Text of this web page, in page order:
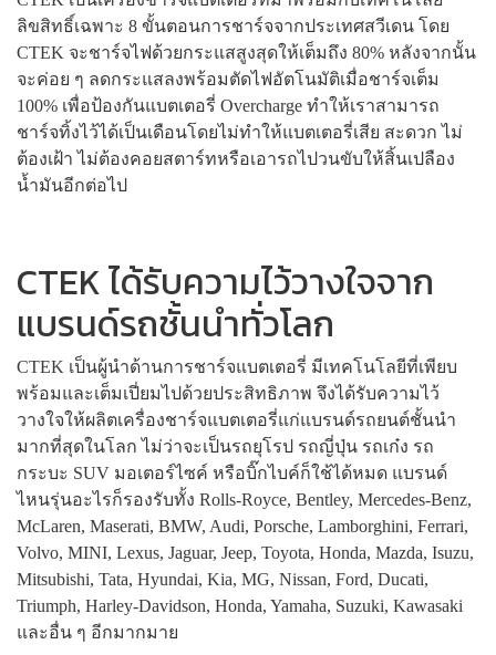
ลิขสิทธิ์เฉพาะ 8 ขั้นตอนการชาร์จจากประเทศสวีเดน โดย
CTEK จะชาร์จไฟด้วยกระแสสูงสุดให้เต็มถึง 80% หลังจากนั้น
จะค่อย ๆ ลดกระแสลงพร้อมตัดไฟอัตโนมัติเมื่อชาร์จเต็ม
100% เพื่อป้องกันแบตเตอรี่ Overcharge ทำให้เราสามารถ
ชาร์จทิ้งไว้ได้เป็นเดือนโดยไม่ทำให้แบตเตอรี่เสีย สะดวก ไม่
ต้องเฝ้า ไม่ต้องคอยสตาร์ทหรือเอารถไปวนขับให้สิ้นเปลือง
น้ำมันอีกต่อไป
CTEK ได้รับความไว้วางใจจาก
แบรนด์รถชั้นนำทั่วโลก
CTEK เป็นผู้นำด้านการชาร์จแบตเตอรี่ มีเทคโนโลยีที่เพียบ
พร้อมและเต็มเปี่ยมไปด้วยประสิทธิภาพ จึงได้รับความไว้
วางใจให้ผลิตเครื่องชาร์จแบตเตอรี่แก่แบรนด์รถยนต์ชั้นนำ
มากที่สุดในโลก ไม่ว่าจะเป็นรถยุโรป รถญี่ปุ่น รถเก๋ง รถ
กระบะ SUV มอเตอร์ไซค์ หรือบิ๊กไบค์ก็ใช้ได้หมด แบรนด์
ไหนรุ่นอะไรก็รองรับทั้ง Rolls-Royce, Bentley, Mercedes-Benz,
McLaren, Maserati, BMW, Audi, Porsche, Lamborghini, Ferrari,
Volvo, MINI, Lexus, Jaguar, Jeep, Toyota, Honda, Mazda, Isuzu,
Mitsubishi, Tata, Hyundai, Kia, MG, Nissan, Ford, Ducati,
Triumph, Harley-Davidson, Honda, Yamaha, Suzuki, Kawasaki
และอื่น ๆ อีกมากมาย